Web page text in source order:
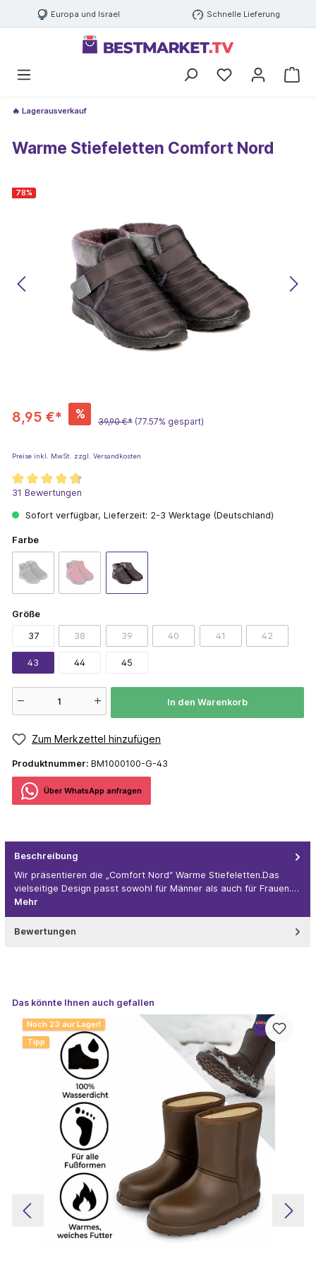
Europa und Israel Schnelle Lieferung
🔥 Lagerausverkauf
Warme Stiefeletten Comfort Nord
78%
8,95 €* %
39,90 €* (77.57% gespart)
Preise inkl. MwSt. zzgl. Versandkosten
31 Bewertungen
Sofort verfügbar, Lieferzeit: 2-3 Werktage (Deutschland)
Farbe
Größe
37 38 39 40 41 42
43 44 45
In den Warenkorb
Zum Merkzettel hinzufügen
Produktnummer: BM1000100-G-43
Über WhatѕApp anfragеn
Beschreibung
Wir präsentieren die „Comfort Nord“ Warme Stiefeletten.Das
vielseitige Design passt sowohl für Männer als auch für Frauen.…
Mehr
Bewertungen
Das könnte Ihnen auch gefallen
Noch 23 aur Lager!
Tipp